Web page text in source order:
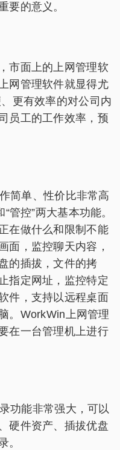
要的意义。
市面上的上网管理软
网管理软件就显得尤
更有效率的对公司内
员工的工作效率，预
简单、性价比非常高
管控”两大基本功能。
在做什么和限制不能
面，监控聊天内容，
的插拔，文件的拷
指定网址，监控特定
件，支持以远程桌面
。WorkWin上网管理
在一台管理机上进行
功能非常强大，可以
硬件资产、插拔优盘
。